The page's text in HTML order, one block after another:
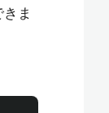
ま